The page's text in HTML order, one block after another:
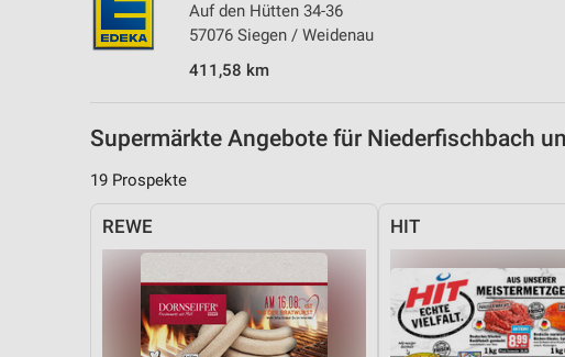
Auf den Hütten 34-36
57076 Siegen / Weidenau
411,58 km
Supermärkte Angebote für Niederfischbach
19 Prospekte
REWE HIT
Verwendung genauer Standortdaten
Geräte anhand von aktiv angeforderten Informationen identifizieren
Notwendig
Performance
Funktional